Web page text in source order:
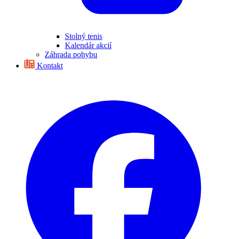
Stolný tenis
Kalendár akcií
Záhrada pohybu
Kontakt